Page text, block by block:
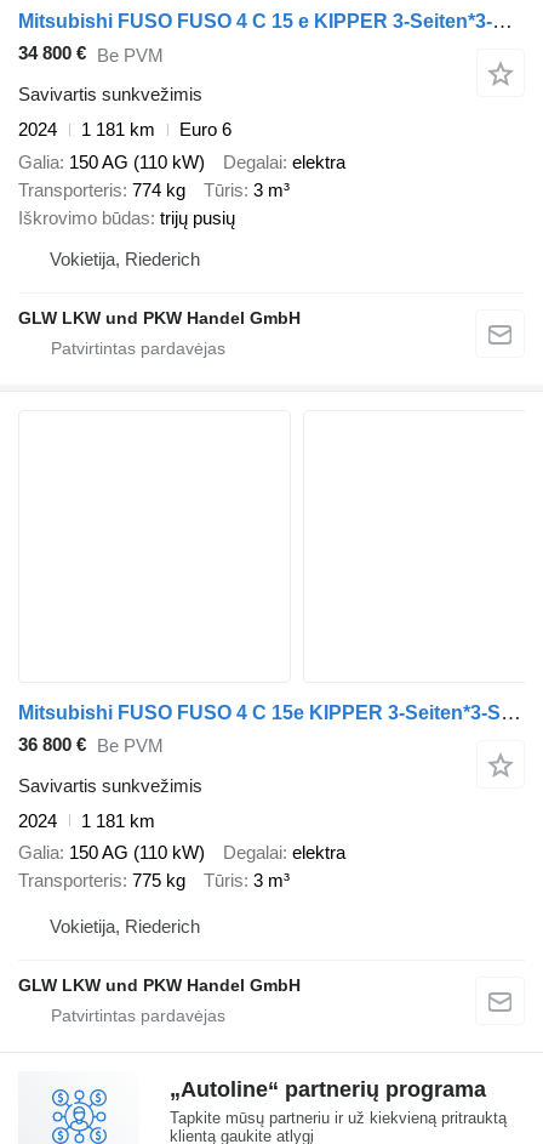
Mitsubishi FUSO FUSO 4 C 15 e KIPPER 3-Seiten*3-Sitzer*NEU
34 800 € Be PVM
Savivartis sunkvežimis
2024
1 181 km
Euro 6
Galia 150 AG (110 kW) Degalai elektra
Transporteris 774 kg Tūris 3 m³
Iškrovimo būdas trijų pusių
Vokietija, Riederich
GLW LKW und PKW Handel GmbH
Mitsubishi FUSO FUSO 4 C 15e KIPPER 3-Seiten*3-Sitzer*VORFÜHR
36 800 € Be PVM
Savivartis sunkvežimis
2024
1 181 km
Galia 150 AG (110 kW) Degalai elektra
Transporteris 775 kg Tūris 3 m³
Vokietija, Riederich
GLW LKW und PKW Handel GmbH
„Autoline“ partnerių programa
Tapkite mūsų partneriu ir už kiekvieną pritrauktą
klientą gaukite atlygį